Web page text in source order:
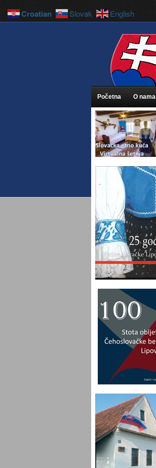
Početna O nama
Croatian Slovak English